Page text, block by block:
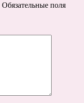
Обязательные поля